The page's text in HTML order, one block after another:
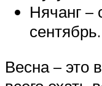
Нячанг –
сентябрь.
Весна – это